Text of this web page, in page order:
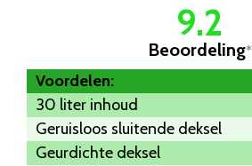
9.2
Beoordeling*
Voordelen:
30 liter inhoud
Geruisloos sluitende deksel
Geurdichte deksel